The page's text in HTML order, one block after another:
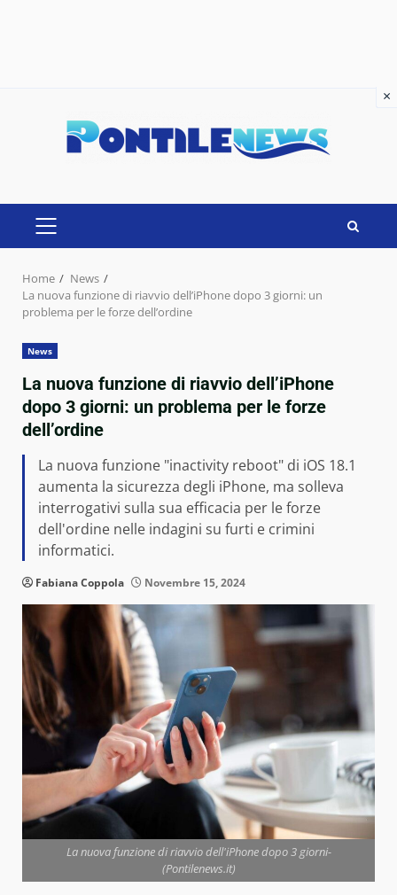
×
PRIMARY
Home
News
La nuova funzione di riavvio dell’iPhone dopo 3 giorni: un
problema per le forze dell’ordine
News
La nuova funzione di riavvio dell’iPhone
dopo 3 giorni: un problema per le forze
dell’ordine
La nuova funzione "inactivity reboot" di iOS 18.1
aumenta la sicurezza degli iPhone, ma solleva
interrogativi sulla sua efficacia per le forze
dell'ordine nelle indagini su furti e crimini
informatici.
Fabiana Coppola Novembre 15, 2024
La nuova funzione di riavvio dell'iPhone dopo 3 giorni-
(Pontilenews.it)
×